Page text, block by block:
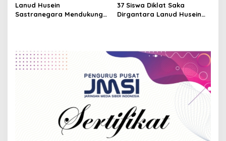
n
Diharapkan
Lanud Husein
Sastranegara Mendukung
37 Siswa Diklat Saka
Dirgantara Lanud Husein